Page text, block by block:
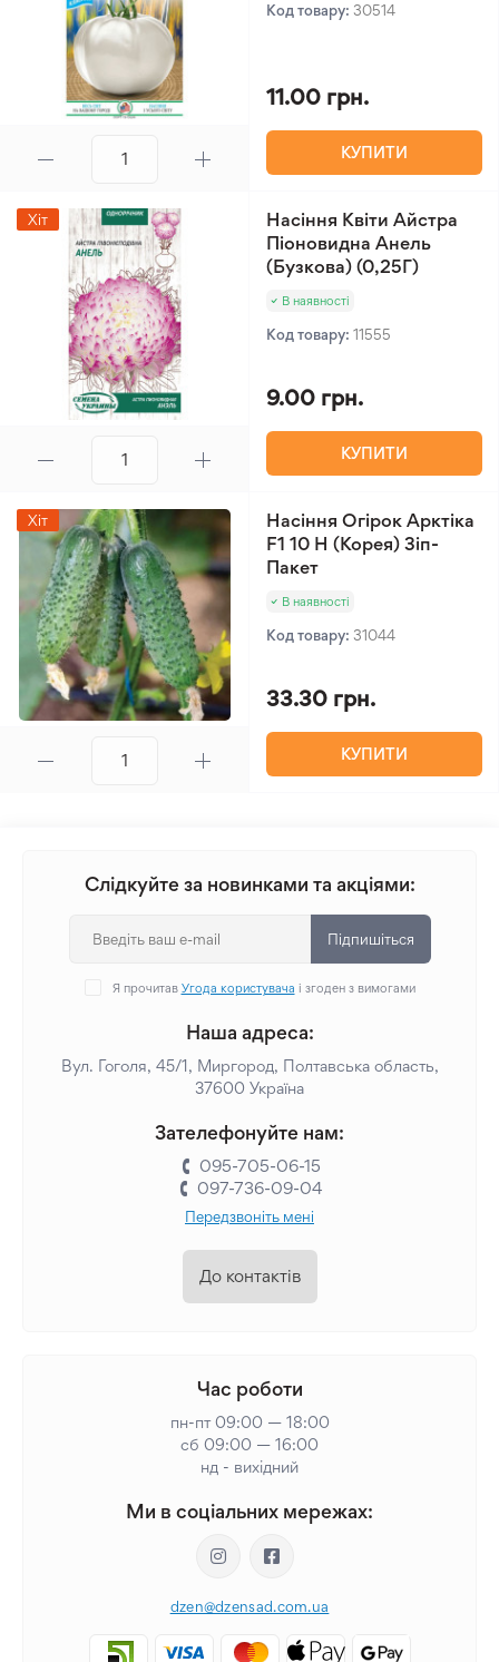
Код товару: 30514
11.00 грн.
КУПИТИ
Хіт
Насіння Квіти Айстра
Піоновидна Анель
(Бузкова) (0,25Г)
В наявності
Код товару: 11555
9.00 грн.
КУПИТИ
Хіт
Насіння Огірок Арктіка
F1 10 Н (Корея) Зіп-
Пакет
В наявності
Код товару: 31044
33.30 грн.
КУПИТИ
Слідкуйте за новинками та акціями:
Підпишіться
Я прочитав Угода користувача і згоден з вимогами
Наша адреса:
Вул. Гоголя, 45/1, Миргород, Полтавська область,
37600 Україна
Зателефонуйте нам:
095-705-06-15
097-736-09-04
Передзвоніть мені
До контактів
Час роботи
пн-пт 09:00 — 18:00
сб 09:00 — 16:00
нд - вихідний
Ми в соціальних мережах:
dzen@dzensad.com.ua